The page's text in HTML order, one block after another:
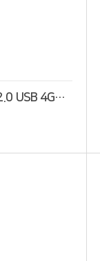
코드루트 미니 흑진주 2.0 USB 4GB~128GB